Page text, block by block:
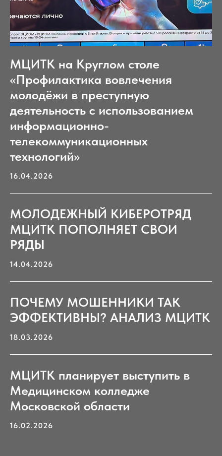
МЦИТК на Круглом столе
«Профилактика вовлечения
молодёжи в преступную
деятельность с использованием
информационно-
телекоммуникационных
технологий»
16.04.2026
МОЛОДЕЖНЫЙ КИБЕРОТРЯД
МЦИТК ПОПОЛНЯЕТ СВОИ
РЯДЫ
14.04.2026
ПОЧЕМУ МОШЕННИКИ ТАК
ЭФФЕКТИВНЫ? АНАЛИЗ МЦИТК
18.03.2026
МЦИТК планирует выступить в
Медицинском колледже
Московской области
16.02.2026